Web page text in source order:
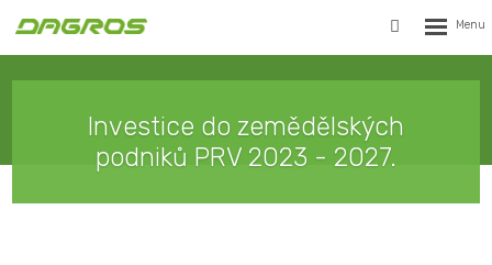
Vyhledávání
Investice do zemědělských
podniků PRV 2023 - 2027.